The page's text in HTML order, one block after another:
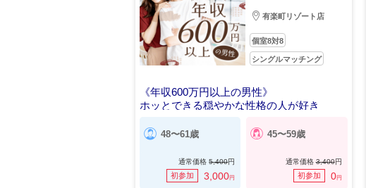
有楽町リゾート店
個室8対8
シングルマッチング
《年収600万円以上の男性》
ホッとできる穏やかな性格の人が好き
48〜61歳
通常価格5,400円
初参加 3,000円
45〜59歳
通常価格3,400円
初参加 0円